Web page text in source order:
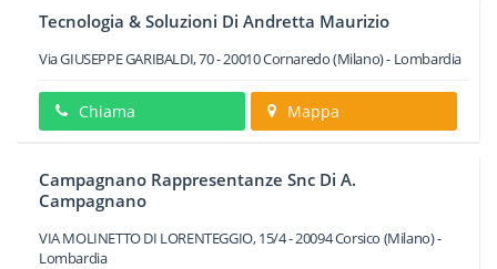
Tecnologia & Soluzioni Di Andretta Maurizio
Via GIUSEPPE GARIBALDI, 70-20010Cornaredo(Milano) - Lombardia
Chiama Mappa
Campagnano Rappresentanze Snc Di A.
Campagnano
VIA MOLINETTO DI LORENTEGGIO, 15/4-20094Corsico (Milano) -
Lombardia